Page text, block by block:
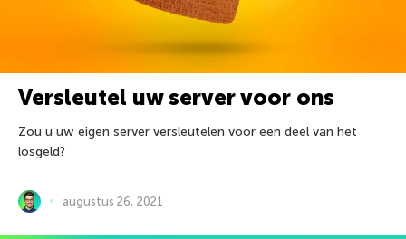
Versleutel uw server voor ons
Zou u uw eigen server versleutelen voor een deel van het
losgeld?
augustus 26, 2021